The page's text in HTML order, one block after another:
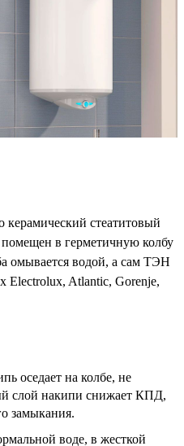
керамический стеатитовый
в герметичную колбу
омывается водой, а сам ТЭН
Electrolux, Atlantic, Gorenje,
оседает на колбе, не
слой накипи снижает КПД,
замыкания.
воде, в жесткой